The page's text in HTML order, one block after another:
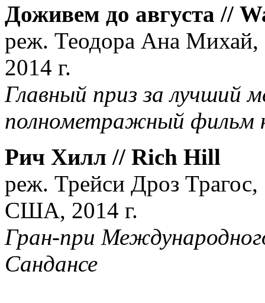
Доживем до августа //
реж. Теодора Ана
2014 г.
Главный приз за лучший
полнометражный фильм
Рич Хилл // Rich Hill
реж. Трейси Дроз
США, 2014 г.
Гран-при
Сандансе